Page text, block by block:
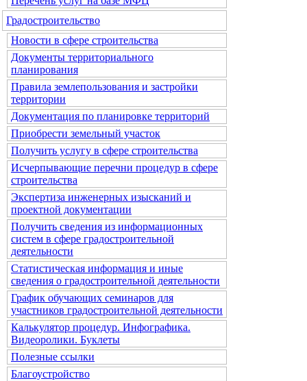
Градостроительство
Новости в сфере строительства
Документы территориального
планирования
Правила землепользования и застройки
территории
Документация по планировке территорий
Приобрести земельный участок
Получить услугу в сфере строительства
Исчерпывающие перечни процедур в сфере
строительства
Экспертиза инженерных изысканий и
проектной документации
Получить сведения из информационных
систем в сфере градостроительной
деятельности
Статистическая информация и иные
сведения о градостроительной деятельности
График обучающих семинаров для
участников градостроительной деятельности
Калькулятор процедур. Инфографика.
Видеоролики. Буклеты
Полезные ссылки
Благоустройство